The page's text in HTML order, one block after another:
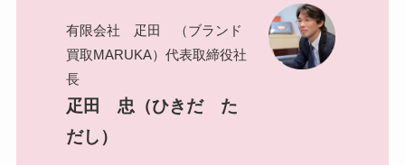
有限会社 疋田 （ブランド
買取MARUKA）代表取締役社
長
疋田 忠（ひきだ た
だし）